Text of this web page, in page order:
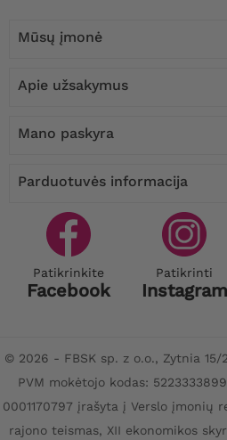
Mūsų įmonė
Apie užsakymus
Mano paskyra
Parduotuvės informacija
Patikrinkite
Facebook
Patikrinti
Instagram
© 2026 - FBSK sp. z o.o., Zytnia 15/
PVM mokėtojo kodas:
0001170797 įrašyta į Verslo įmonių
rajono teismas, XII ekonomikos